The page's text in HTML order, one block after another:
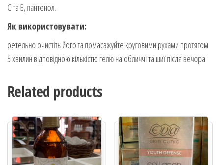
С та Е, пантенол.
Як використовувати:
ретельно очистіть його та помасажуйте круговими рухами протягом
5 хвилин відповідною кількістю гелю на обличчі та шиї після вечора
Related products